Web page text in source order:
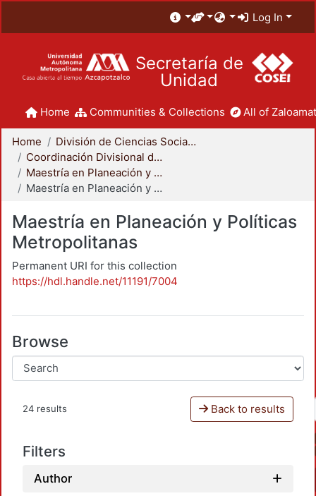
Log In
Secretaría de
Unidad
Home Communities & Collections All of
Home
División de Ciencias Sociales y Humanidades
Coordinación Divisional de Posgrado
Maestría en Planeación y Políticas Metropolitanas
Maestría en Planeación y Políticas Metropolitanas
Maestría en Planeación y Políticas
Metropolitanas
Permanent URI for this collection
https://hdl.handle.net/11191/7004
Browse
24 results Back to results
Filters
Author